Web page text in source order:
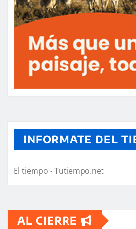
INFORMATE DEL
El tiempo - Tutiempo.net
AL CIERRE